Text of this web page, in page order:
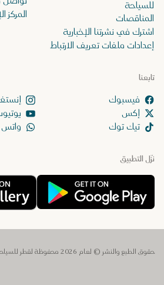
نزّل التطبيق
تابعنا
إكس
تيك توك
المركز
للسياحة
المناقصات
اشترك في نشرتنا الإخبارية
إعدادات ملفات تعريف الارتباط
حقوق الطبع والنشر © لعام 2026 محفوظة لقطر للسياحة | جميع الحقوق محفوظة